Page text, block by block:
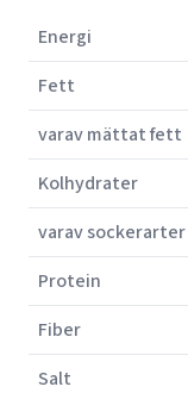
Energi
Fett
varav mättat fett
Kolhydrater
varav sockerarter
Protein
Fiber
Salt